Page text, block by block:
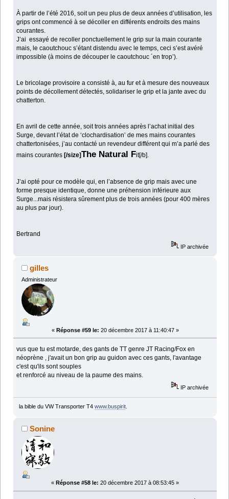
À partir de l’été 2016, soit un peu plus de deux années d’utilisation, les
grips ont commencé à se décoller en différents endroits des mains
courantes.
J’ai essayé de recoller ponctuellement le grip sur la main courante
mais, le caoutchouc s’étant distendu avec le temps, ceci s’est avéré
impossible (à moins de découper le caoutchouc ´en trop’).
Le bricolage provisoire a consisté à, au fur et à mesure des nouveaux
points de décollement détectés, solidariser le grip et la jante avec du
chatterton.
En avril de cette année, soit trois années après l’achat initial des
Surge, devant l’état de ‘clochardisation’ de mes mains courantes
chattertonisées, j’au contacté un revendeur différent qui m’a parlé des
mains courantes [/size]The Natural Fit[/b].
J’ai opté pour ce modèle qui, en l’absence de grip mais avec une
forme presque identique, donne une préhension inférieure aux
Surge...mais résistera sûrement plus de trois années (pour 400 mères
au plus par jour).
Bertrand
IP archivée
gilles
Administrateur
« Réponse #59 le: 20 décembre 2017 à 11:40:47 »
vus que tu est motarde, des gants de TT genre JT Racing/Fox en
néoprène , j'avait un bon grip au guidon avec ces gants, l'avantage
c'est qu'ils sont souples
et renforcé au niveau de la paume des mains.
IP archivée
la bible du VW Transporter T4 www.buspirit.
Sonine
« Réponse #58 le: 20 décembre 2017 à 08:53:45 »